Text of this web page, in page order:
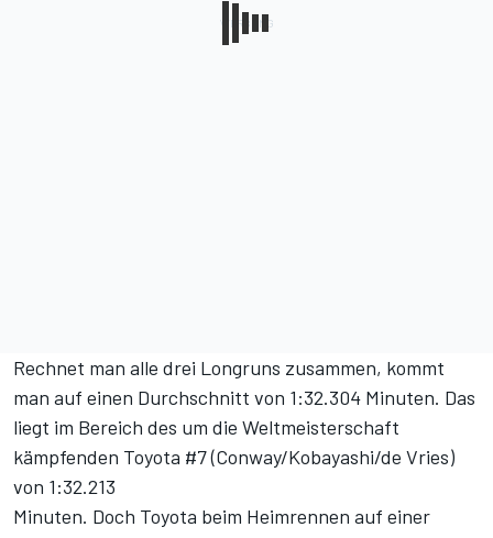
Rechnet man alle drei Longruns zusammen, kommt
man auf einen Durchschnitt von 1:32.304 Minuten. Das
liegt im Bereich des um die Weltmeisterschaft
kämpfenden Toyota #7 (Conway/Kobayashi/de Vries)
von 1:32.213
Minuten. Doch Toyota beim Heimrennen auf einer